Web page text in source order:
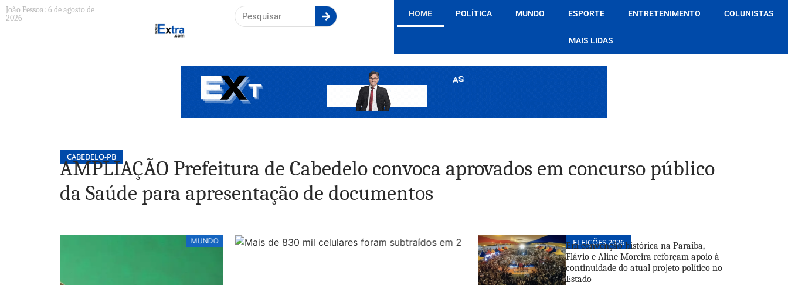
João Pessoa: 6 de agosto de
2026
HOME POLÍTICA MUNDO ESPORTE ENTRETENIMENTO COLUNISTAS
MAIS LIDAS
CABEDELO-PB
AMPLIAÇÃO Prefeitura de Cabedelo convoca aprovados em concurso público
da Saúde para apresentação de documentos
NOTÍCIAS ELEIÇÕES 2026
Em convenção histórica na Paraíba,
Flávio e Aline Moreira reforçam apoio à
continuidade do atual projeto político no
Estado